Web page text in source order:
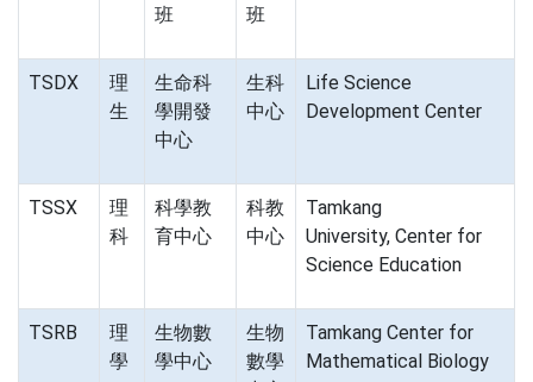
班
班
TSDX
理
生
生命科
學開發
中心
生科
中心
Life Science
Development Center
TSSX
理
科
科學教
育中心
科教
中心
Tamkang
University, Center for
Science Education
TSRB
理
學
生物數
學中心
生物
數學
Tamkang Center for
Mathematical Biology